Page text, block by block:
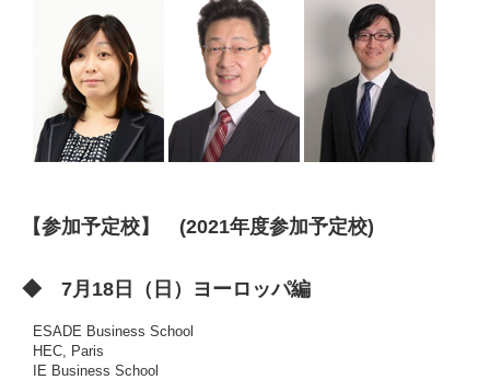
【参加予定校】 (2021年度参加予定校)
◆ 7月18日（日）ヨーロッパ編
ESADE Business School
HEC, Paris
IE Business School